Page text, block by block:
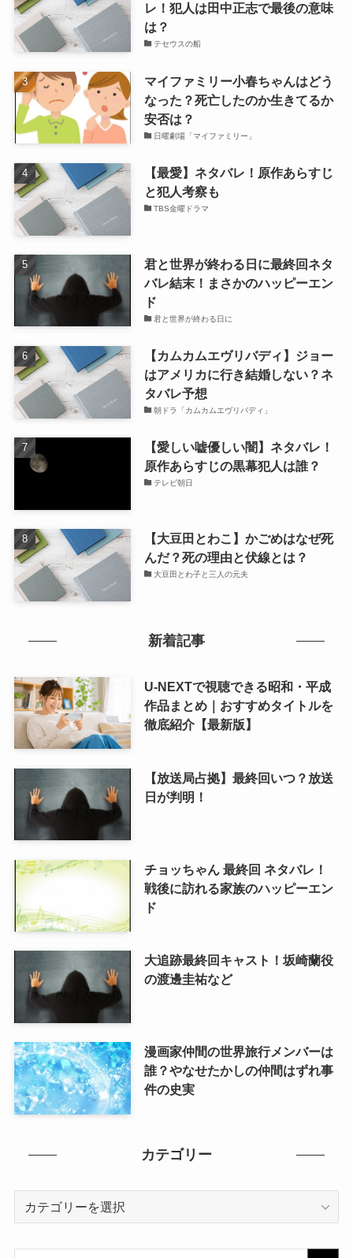
レ！犯人は田中正志で最後の意味
は？
テセウスの船
マイファミリー小春ちゃんはどう
なった？死亡したのか生きてるか
安否は？
日曜劇場「マイファミリー」
【最愛】ネタバレ！原作あらすじ
と犯人考察も
TBS金曜ドラマ
君と世界が終わる日に最終回ネタ
バレ結末！まさかのハッピーエン
ド
君と世界が終わる日に
【カムカムエヴリバディ】ジョー
はアメリカに行き結婚しない？ネ
タバレ予想
朝ドラ「カムカムエヴリバディ」
【愛しい嘘優しい闇】ネタバレ！
原作あらすじの黒幕犯人は誰？
テレビ朝日
【大豆田とわこ】かごめはなぜ死
んだ？死の理由と伏線とは？
大豆田とわ子と三人の元夫
新着記事
U-NEXTで視聴できる昭和・平成
作品まとめ｜おすすめタイトルを
徹底紹介【最新版】
【放送局占拠】最終回いつ？放送
日が判明！
チョッちゃん 最終回 ネタバレ！
戦後に訪れる家族のハッピーエン
ド
大追跡最終回キャスト！坂崎蘭役
の渡邊圭祐など
漫画家仲間の世界旅行メンバーは
誰？やなせたかしの仲間はずれ事
件の史実
カテゴリー